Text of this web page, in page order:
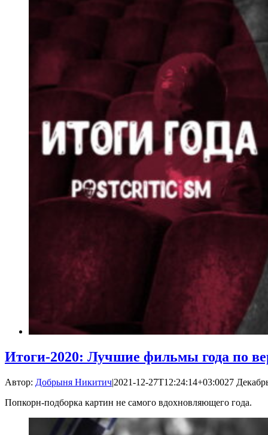
Итоги-2020: Лучшие фильмы года по
Автор: Добрыня Никитич|2021-12-27T12:24:14+03:0027
Попкорн-подборка картин не самого вдохновляющего года.